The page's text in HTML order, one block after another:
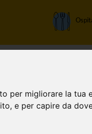
per migliorare la
e per capire da